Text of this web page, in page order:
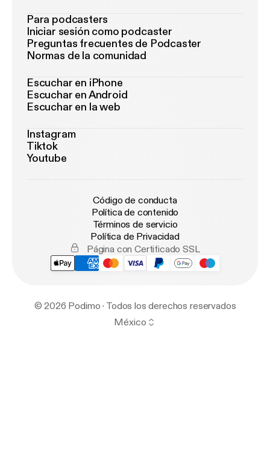
Para podcasters
Iniciar sesión como podcaster
Preguntas frecuentes de Podcaster
Normas de la comunidad
Escuchar en iPhone
Escuchar en Android
Escuchar en la web
Instagram
Tiktok
Youtube
Código de conducta
Política de contenido
Términos de servicio
Política de Privacidad
Página con Certificado SSL
© 2026 Podimo · Todos los derechos reservados
México